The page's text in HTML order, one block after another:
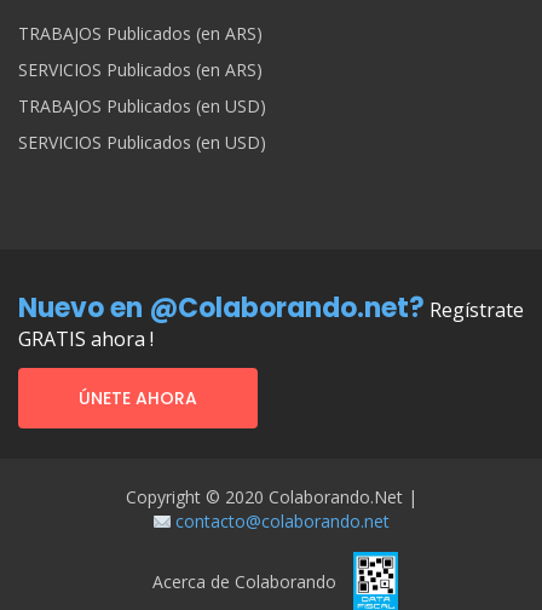
TRABAJOS Publicados (en ARS)
SERVICIOS Publicados (en ARS)
TRABAJOS Publicados (en USD)
SERVICIOS Publicados (en USD)
Nuevo en @Colaborando.net? Regístrate
GRATIS ahora !
ÚNETE AHORA
Copyright © 2020 Colaborando.net |
contacto@colaborando.net
Acerca de Colaborando